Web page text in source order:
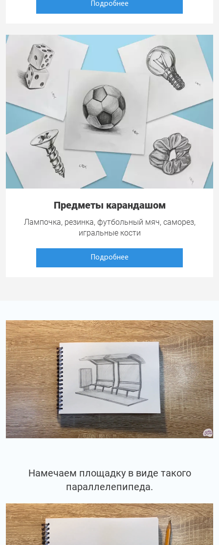
Подробнее
Предметы карандашом
Лампочка, резинка, футбольный мяч, саморез,
игральные кости
Подробнее
Намечаем площадку в виде такого
параллелепипеда.